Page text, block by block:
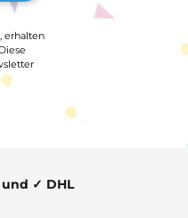
erhalten
✓ DHL